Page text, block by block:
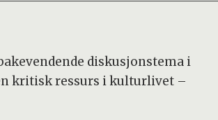
diskusjonstema i
kritisk ressurs i kulturlivet –